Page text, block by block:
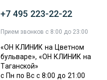
+7 495 223-22-22
Прием звонков с 8:00 до 23:00
«ОН КЛИНИК на Цветном
бульваре», «ОН КЛИНИК на
Таганской»
с Пн по Вс с 8:00 до 21:00